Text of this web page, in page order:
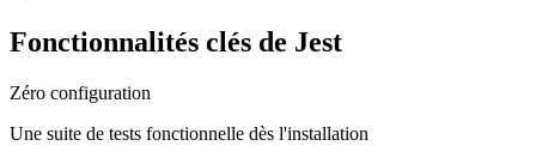
Fonctionnalités clés de Jest
Zéro configuration
Une suite de tests fonctionnelle dès l'installation